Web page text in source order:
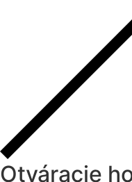
Otváracie